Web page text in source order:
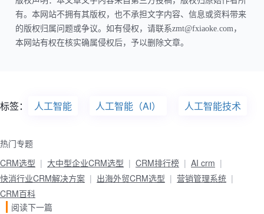
有。本网站不拥有其版权，也不承担文字内容、信息或资料带来
的版权归属问题或争议。如有侵权，请联系zmt@fxiaoke.com，
本网站有权在核实确属侵权后，予以删除文章。
标签： 人工智能 人工智能（AI） 人工智能技术
热门专题
CRM选型
大中型企业CRM选型 CRM排行榜
AI crm
快消行业CRM解决方案
出海外贸CRM选型
营销管理系统
CRM百科
阅读下一篇